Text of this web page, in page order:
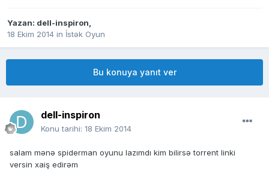
Yazan: dell-inspiron,
18 Ekim 2014 in İstək Oyun
Bu konuya yanıt ver
dell-inspiron
Konu tarihi: 18 Ekim 2014
salam mənə spiderman oyunu lazımdı kim bilirsə torrent linki
versin xaiş edirəm